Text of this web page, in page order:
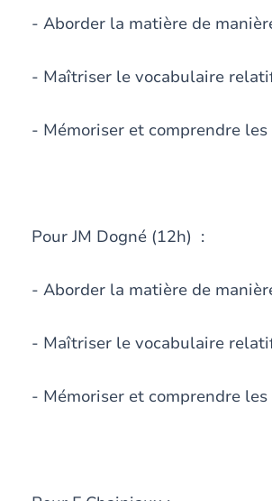
- Aborder la matière de
- Maîtriser le vocabulaire
- Mémoriser et comprendre
Pour JM Dogné (12h) :
- Aborder la matière de
- Maîtriser le vocabulaire
- Mémoriser et comprendre